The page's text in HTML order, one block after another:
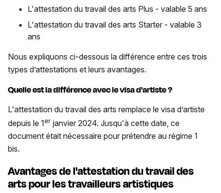
L'attestation du travail des arts Plus - valable 5 ans
L'attestation du travail des arts Starter - valable 3
ans
Nous expliquons ci-dessous la différence entre ces trois
types d’attestations et leurs avantages.
Quelle est la différence avec le visa d'artiste ?
L'attestation du travail des arts remplace le visa d’artiste
depuis le 1er janvier 2024. Jusqu'à cette date, ce
document était nécessaire pour prétendre au régime 1
bis.
Avantages de l'attestation du travail des
arts pour les travailleurs artistiques